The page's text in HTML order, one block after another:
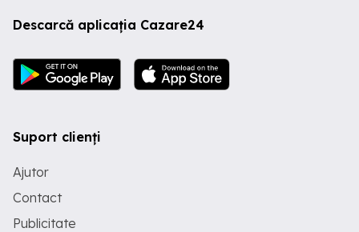
Descarcă aplicația Cazare24
Suport clienți
Ajutor
Contact
Publicitate